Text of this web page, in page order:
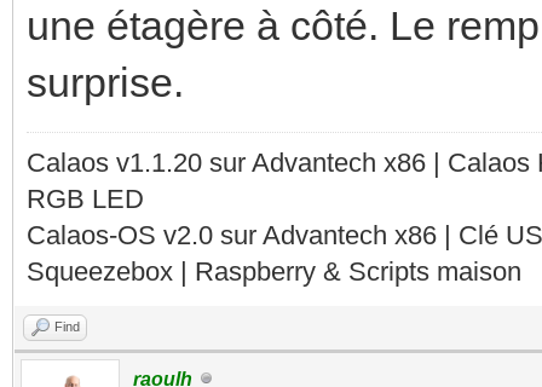
une étagère à côté. Le
surprise.
Calaos v1.1.20 sur Advantech x86 |
RGB LED
Calaos-OS v2.0 sur Advantech x86 | Clé
Squeezebox | Raspberry & Scripts maison
Find
raoulh